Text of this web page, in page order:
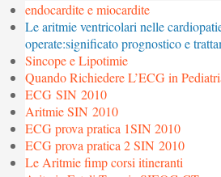
endocardite e miocardite
Le aritmie ventricolari nelle
operate:significato prognostico e
Sincope e Lipotimie
Quando Richiedere L’ECG in
ECG SIN 2010
Aritmie SIN 2010
ECG prova pratica 1SIN 2010
ECG prova pratica 2 SIN 2010
Le Aritmie fimp corsi itineranti